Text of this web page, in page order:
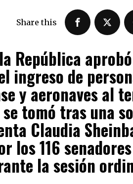
Share this
República
ingreso de
y aeronaves al
tomó tras una
Claudia
los 116
la sesión